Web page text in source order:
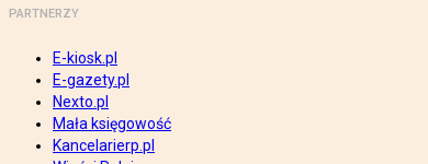
PARTNERZY
E-kiosk.pl
E-gazety.pl
Nexto.pl
Mała księgowość
Kancelarierp.pl